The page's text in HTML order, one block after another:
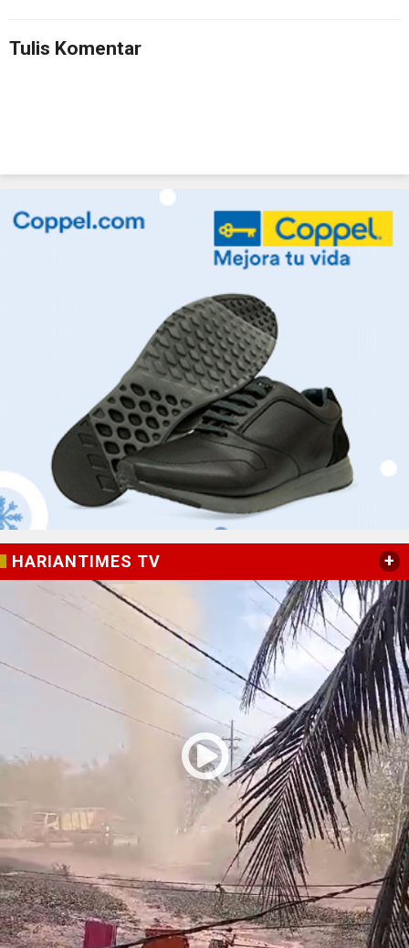
Tulis Komentar
HARIANTIMES TV +